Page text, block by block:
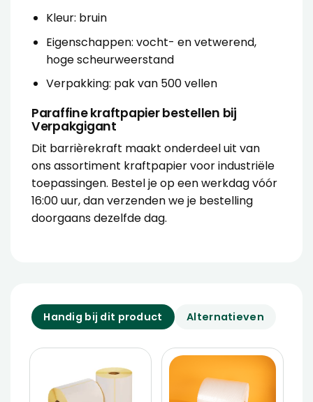
Kleur: bruin
Eigenschappen: vocht- en vetwerend,
hoge scheurweerstand
Verpakking: pak van 500 vellen
Paraffine kraftpapier bestellen bij
Verpakgigant
Dit barrièrekraft maakt onderdeel uit van
ons assortiment kraftpapier voor industriële
toepassingen. Bestel je op een werkdag vóór
16:00 uur, dan verzenden we je bestelling
doorgaans dezelfde dag.
Handig bij dit product Alternatieven